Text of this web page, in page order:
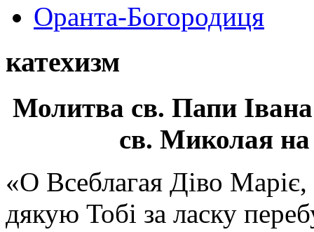
Оранта-Богородиця
катехизм
Молитва св. Папи
св. Миколая на
«О Всеблагая Діво
дякую Тобі за ласку